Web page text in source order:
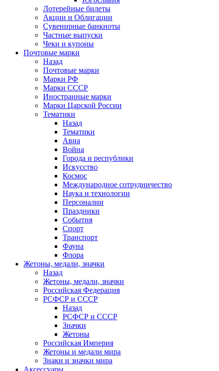
Лотерейные билеты
Акции и Облигации
Сувенирные банкноты
Частные выпуски
Чеки и купоны
Почтовые марки
Назад
Почтовые марки
Марки РФ
Марки СССР
Иностранные марки
Марки Царской России
Тематики
Назад
Тематики
Авиа
Война
Города и республики
Искусство
Космос
Международное сотрудничество
Наука и технологии
Персоналии
Праздники
События
Спорт
Транспорт
Фауна
Флора
Жетоны, медали, значки
Назад
Жетоны, медали, значки
Российская Федерация
РСФСР и СССР
Назад
РСФСР и СССР
Значки
Жетоны
Российская Империя
Жетоны и медали мира
Знаки и значки мира
Аксессуары